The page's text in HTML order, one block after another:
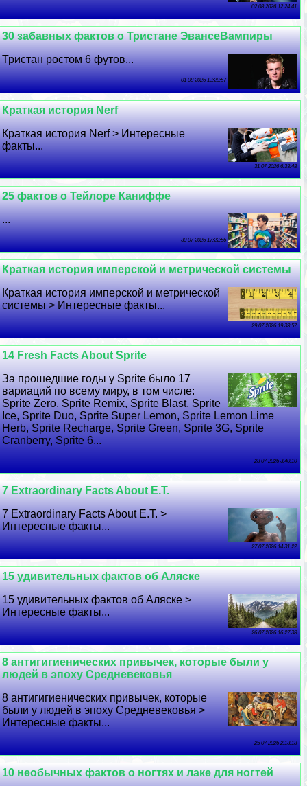
02 08 2026 12:24:41
30 забавных фактов о Тристане ЭвансеВампиры
Тристан ростом 6 футов...
01 08 2026 13:29:57
Краткая история Nerf
Краткая история Nerf > Интересные
факты...
31 07 2026 6:33:48
25 фактов о Тейлоре Каниффе
...
30 07 2026 17:22:56
Краткая история имперской и метрической системы
Краткая история имперской и метрической
системы > Интересные факты...
29 07 2026 19:33:57
14 Fresh Facts About Sprite
За прошедшие годы у Sprite было 17
вариаций по всему миру, в том числе:
Sprite Zero, Sprite Remix, Sprite Blast, Sprite
Ice, Sprite Duo, Sprite Super Lemon, Sprite Lemon Lime
Herb, Sprite Recharge, Sprite Green, Sprite 3G, Sprite
Cranberry, Sprite 6...
28 07 2026 3:40:10
7 Extraordinary Facts About E.T.
7 Extraordinary Facts About E.T. >
Интересные факты...
27 07 2026 14:31:22
15 удивительных фактов об Аляске
15 удивительных фактов об Аляске >
Интересные факты...
26 07 2026 16:27:38
8 антигигиенических привычек, которые были у
людей в эпоху Средневековья
8 антигигиенических привычек, которые
были у людей в эпоху Средневековья >
Интересные факты...
25 07 2026 2:13:18
10 необычных фактов о ногтях и лаке для ногтей